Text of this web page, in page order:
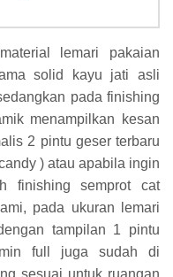
lemari pakaian
solid kayu jati asli
pada finishing
menampilkan kesan
2 pintu geser terbaru
) atau apabila ingin
finishing semprot cat
pada ukuran lemari
tampilan 1 pintu
full juga sudah di
sesuai untuk ruangan